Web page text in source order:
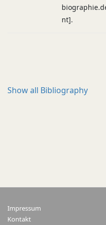
nt].
Show all Bibliography
Impressum
Kontakt